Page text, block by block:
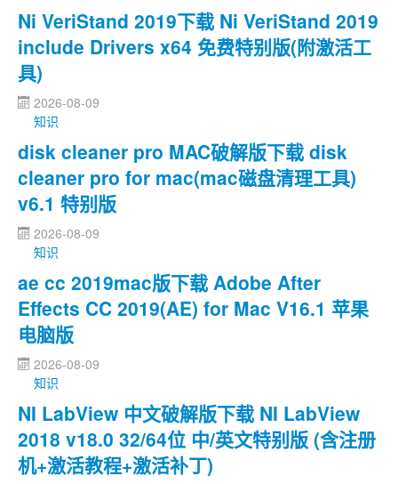
Ni VeriStand 2019下载 Ni VeriStand 2019
include Drivers x64 免费特别版(附激活工
具)
2026-08-09
知识
disk cleaner pro MAC破解版下载 disk
cleaner pro for mac(mac磁盘清理工具)
v6.1 特别版
2026-08-09
知识
ae cc 2019mac版下载 Adobe After
Effects CC 2019(AE) for Mac V16.1 苹果
电脑版
2026-08-09
知识
NI LabView 中文破解版下载 NI LabView
2018 v18.0 32/64位 中/英文特别版 (含注册
机+激活教程+激活补丁)